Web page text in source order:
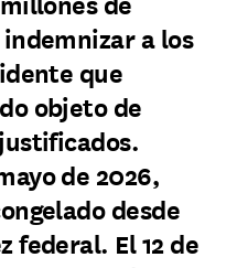
a los
que
objeto de
de 2026,
desde
federal. El 12 de